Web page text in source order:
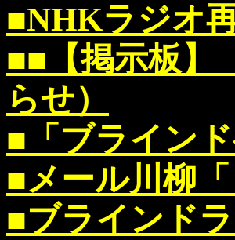
■NHKラジオ
■■【掲示板】
らせ）
■「ブライン
■メール川柳
■ブラインド